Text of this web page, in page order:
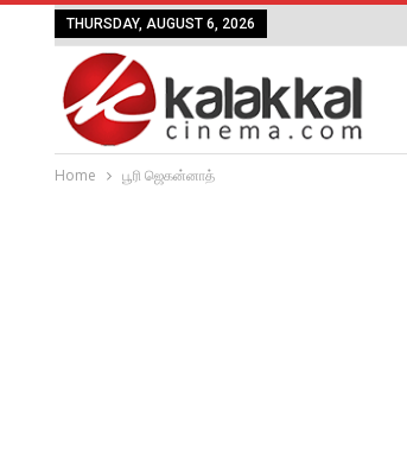
THURSDAY, AUGUST 6, 2026
Home பூரி ஜெகன்னாத்